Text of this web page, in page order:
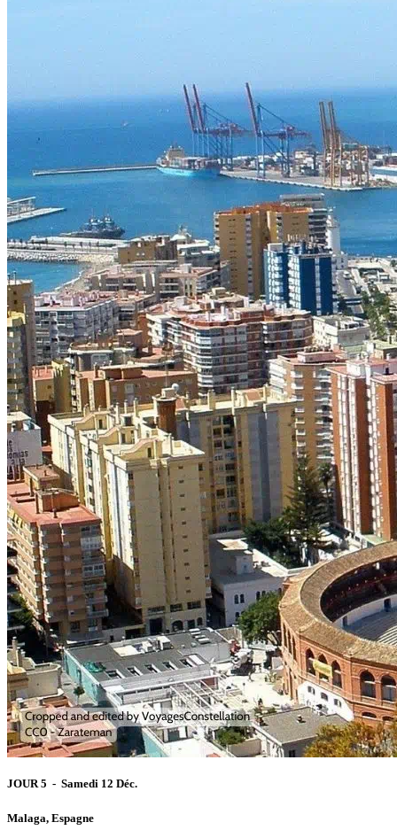
JOUR 5 - Samedi 12 Déc.
Malaga, Espagne